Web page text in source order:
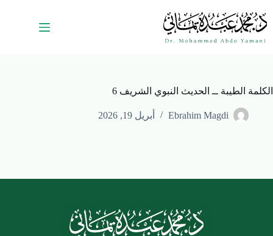
الكلمة الطيبة ــ الحديث النبوي الشريف 6
Ebrahim Magdi أبريل 19, 2026